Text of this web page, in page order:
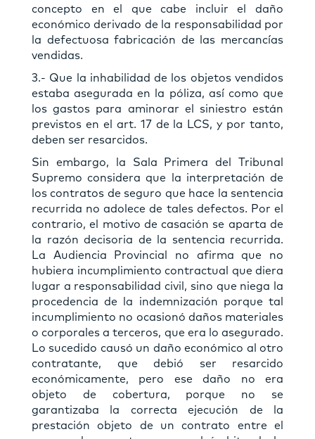
concepto en el que cabe incluir el daño
económico derivado de la responsabilidad por
la defectuosa fabricación de las mercancías
vendidas.
3.- Que la inhabilidad de los objetos vendidos
estaba asegurada en la póliza, así como que
los gastos para aminorar el siniestro están
previstos en el art. 17 de la LCS, y por tanto,
deben ser resarcidos.
Sin embargo, la Sala Primera del Tribunal
Supremo considera que la interpretación de
los contratos de seguro que hace la sentencia
recurrida no adolece de tales defectos. Por el
contrario, el motivo de casación se aparta de
la razón decisoria de la sentencia recurrida.
La Audiencia Provincial no afirma que no
hubiera incumplimiento contractual que diera
lugar a responsabilidad civil, sino que niega la
procedencia de la indemnización porque tal
incumplimiento no ocasionó daños materiales
o corporales a terceros, que era lo asegurado.
Lo sucedido causó un daño económico al otro
contratante, que debió ser resarcido
económicamente, pero ese daño no era
objeto de cobertura, porque no se
garantizaba la correcta ejecución de la
prestación objeto de un contrato entre el